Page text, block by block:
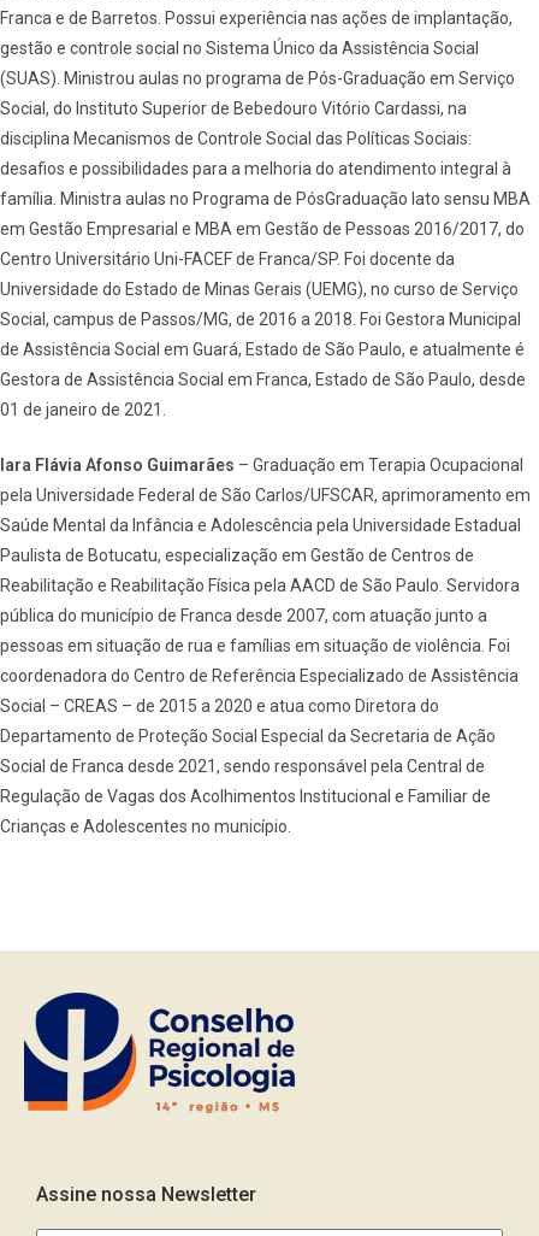
Franca e de Barretos. Possui experiência nas ações de implantação,
gestão e controle social no Sistema Único da Assistência Social
(SUAS). Ministrou aulas no programa de Pós-Graduação em Serviço
Social, do Instituto Superior de Bebedouro Vitório Cardassi, na
disciplina Mecanismos de Controle Social das Políticas Sociais:
desafios e possibilidades para a melhoria do atendimento integral à
família. Ministra aulas no Programa de PósGraduação lato sensu MBA
em Gestão Empresarial e MBA em Gestão de Pessoas 2016/2017, do
Centro Universitário Uni-FACEF de Franca/SP. Foi docente da
Universidade do Estado de Minas Gerais (UEMG), no curso de Serviço
Social, campus de Passos/MG, de 2016 a 2018. Foi Gestora Municipal
de Assistência Social em Guará, Estado de São Paulo, e atualmente é
Gestora de Assistência Social em Franca, Estado de São Paulo, desde
01 de janeiro de 2021.
Iara Flávia Afonso Guimarães – Graduação em Terapia Ocupacional
pela Universidade Federal de São Carlos/UFSCAR, aprimoramento em
Saúde Mental da Infância e Adolescência pela Universidade Estadual
Paulista de Botucatu, especialização em Gestão de Centros de
Reabilitação e Reabilitação Física pela AACD de São Paulo. Servidora
pública do município de Franca desde 2007, com atuação junto a
pessoas em situação de rua e famílias em situação de violência. Foi
coordenadora do Centro de Referência Especializado de Assistência
Social – CREAS – de 2015 a 2020 e atua como Diretora do
Departamento de Proteção Social Especial da Secretaria de Ação
Social de Franca desde 2021, sendo responsável pela Central de
Regulação de Vagas dos Acolhimentos Institucional e Familiar de
Crianças e Adolescentes no município.
Assine nossa Newsletter